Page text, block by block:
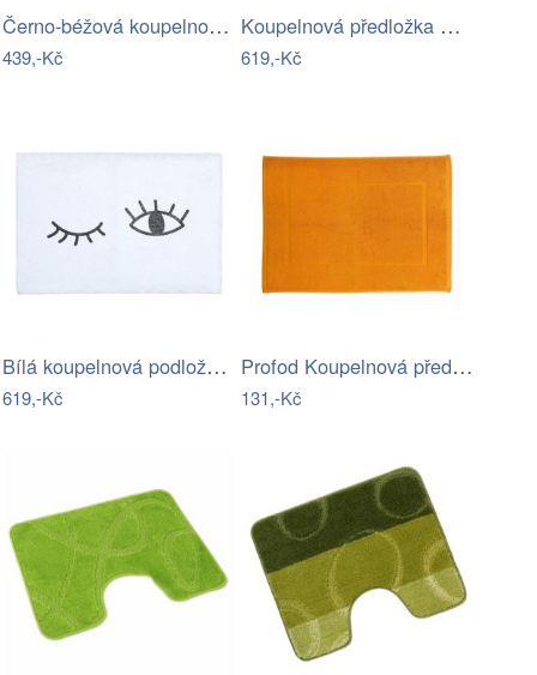
Černo-béžová koupelnová předložka 45x75…
439,-Kč
Koupelnová předložka Really Nice Things…
619,-Kč
Bílá koupelnová podložka s příměsí…
619,-Kč
Profod Koupelnová předložka Comfort…
131,-Kč